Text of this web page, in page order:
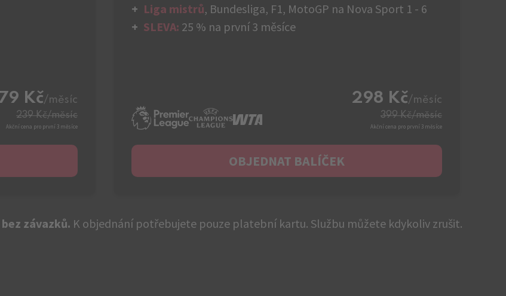
Kč/měsíc
239 Kč/měsíc
Akční cena pro první 3 měsíce
Liga mistrů, Bundesliga, F1, MotoGP na Nova Sport 1 - 6
SLEVA: 25 % na první 3 měsíce
298 Kč/měsíc
399 Kč/měsíc
Akční cena pro první 3 měsíce
OBJEDNAT BALÍČEK
závazků. K objednání potřebujete pouze platební kartu. Službu můžete kdykoliv zrušit.